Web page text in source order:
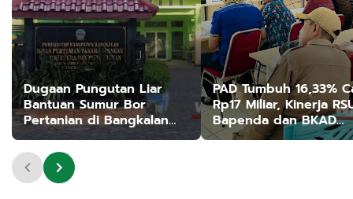
Dugaan Pungutan Liar
Bantuan Sumur Bor
Pertanian di Bangkalan
Forum Pemuda Desak
APH Turun Tangan
PAD Tumbuh 16,33%
Rp17 Miliar, Kinerja
Bapenda dan BKAD
Sangat Memuaskan